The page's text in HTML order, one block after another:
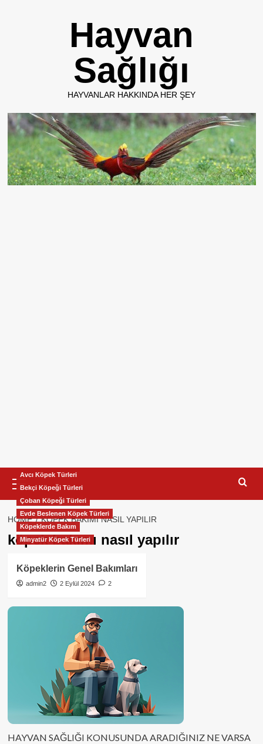
Hayvan
Sağlığı
HAYVANLAR HAKKINDA HER ŞEY
Primary
Menu
HOME KÖPEK BAKIMI NASIL YAPILIR
köpek bakımı nasıl yapılır
Avcı Köpek Türleri
Bekçi Köpeği Türleri
Çoban Köpeği Türleri
Evde Beslenen Köpek Türleri
Köpeklerde Bakım
Minyatür Köpek Türleri
Köpeklerin Genel Bakımları
admin2 2 Eylül 2024 2
HAYVAN SAĞLIĞI KONUSUNDA ARADIĞINIZ NE VARSA